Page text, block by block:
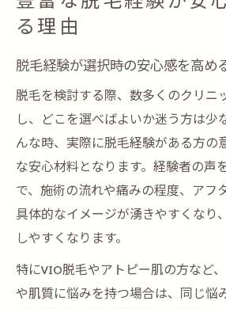
脱毛経験者の声から知る選
脱毛体験で分かるサロン選
は
経験に基づく脱毛選びの
穴
脱毛経験者が伝える後悔
ト
理由
る理由
脱毛経験が選択時の安心感を高め
脱毛を検討する際、数多くのクリニ
し、どこを選べばよいか迷う方は少
んな時、実際に脱毛経験がある方の
な安心材料となります。経験者の声
で、施術の流れや痛みの程度、アフ
具体的なイメージが湧きやすくなり
しやすくなります。
特にVIO脱毛やアトピー肌の方など
や肌質に悩みを持つ場合は、同じ悩